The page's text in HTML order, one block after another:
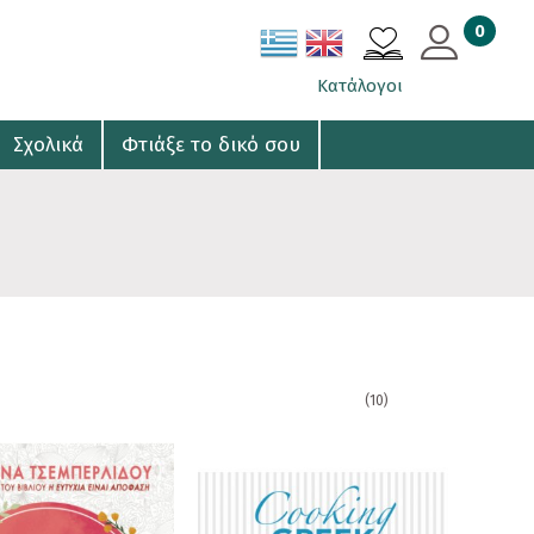
0
Κατάλογοι
Σχολικά Φτιάξε το δικό σου
(10)